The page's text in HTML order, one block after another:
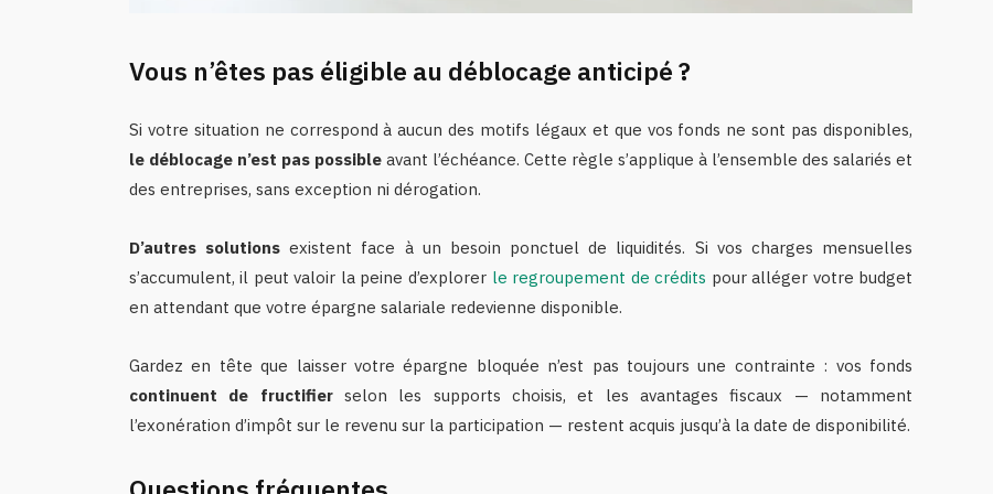
Vous n’êtes pas éligible au déblocage anticipé ?
Si votre situation ne correspond à aucun des motifs légaux et que vos fonds ne sont pas disponibles,
le déblocage n’est pas possible avant l’échéance. Cette règle s’applique à l’ensemble des salariés et
des entreprises, sans exception ni dérogation.
D’autres solutions existent face à un besoin ponctuel de liquidités. Si vos charges mensuelles
s’accumulent, il peut valoir la peine d’explorer le regroupement de crédits pour alléger votre budget
en attendant que votre épargne salariale redevienne disponible.
Gardez en tête que laisser votre épargne bloquée n’est pas toujours une contrainte : vos fonds
continuent de fructifierselon les supports choisis, et les avantages fiscaux — notamment
l’exonération d’impôt sur le revenu sur la participation — restent acquis jusqu’à la date de disponibilité.